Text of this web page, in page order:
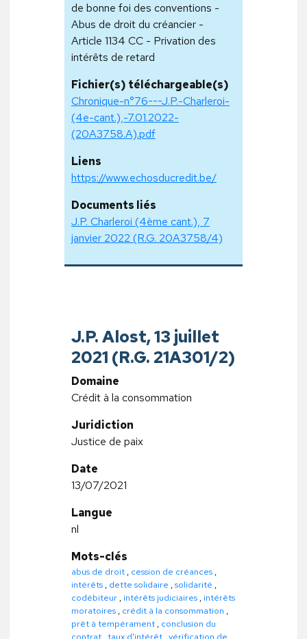
de bonne foi des conventions -
Abus de droit du créancier -
Article 1134 CC - Privation des
intérêts de retard
Fichier(s) téléchargeable(s)
Chronique-n°76---J.P.-Charleroi-
(4e-cant.),-7.01.2022-
(20A3758.A).pdf
Liens
https://www.echosducredit.be/
Documents liés
J.P. Charleroi (4ème cant.), 7
janvier 2022 (R.G. 20A3758/4)
J.P. Alost, 13 juillet
2021 (R.G. 21A301/2)
Domaine
Crédit à la consommation
Juridiction
Justice de paix
Date
13/07/2021
Langue
nl
Mots-clés
abus de droit , cession de créances ,
intérêts , dette solidaire ,solidarité ,
codébiteur , intérêts judiciaires , intérêts
moratoires , crédit à la consommation ,
prêt à tempérament , conclusion du